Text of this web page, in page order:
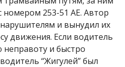
номером 253-51 АЕ. Автор
и вынудил их
движения. Если водитель
неправоту и быстро
“Жигулей” был